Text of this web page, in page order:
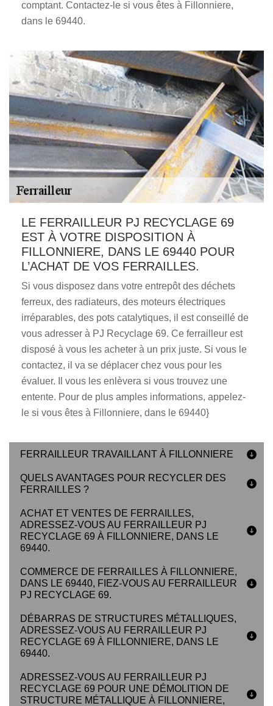
comptant. Contactez-le si vous êtes à Fillonniere,
dans le 69440.
LE FERRAILLEUR PJ RECYCLAGE 69
EST À VOTRE DISPOSITION À
FILLONNIERE, DANS LE 69440 POUR
L’ACHAT DE VOS FERRAILLES.
Si vous disposez dans votre entrepôt des déchets
ferreux, des radiateurs, des moteurs électriques
irréparables, des pots catalytiques, il est conseillé de
vous adresser à PJ Recyclage 69. Ce ferrailleur est
disposé à vous les acheter à un prix juste. Si vous le
contactez, il va se déplacer chez vous pour les
évaluer. Il vous les enlèvera si vous trouvez une
entente. Pour de plus amples informations, appelez-
le si vous êtes à Fillonniere, dans le 69440}
FERRAILLEUR TRAVAILLANT À FILLONNIERE
QUELS AVANTAGES POUR RECYCLER DES
FERRAILLES ?
ACHAT ET VENTES DE FERRAILLES,
ADRESSEZ-VOUS AU FERRAILLEUR PJ
RECYCLAGE 69 À FILLONNIERE, DANS LE
69440.
COMMERCE DE FERRAILLES À FILLONNIERE,
DANS LE 69440, FIEZ-VOUS AU FERRAILLEUR
PJ RECYCLAGE 69.
DÉBARRAS DE STRUCTURES MÉTALLIQUES,
ADRESSEZ-VOUS AU FERRAILLEUR PJ
RECYCLAGE 69 À FILLONNIERE, DANS LE
69440.
ADRESSEZ-VOUS AU FERRAILLEUR PJ
RECYCLAGE 69 POUR UNE DÉMOLITION DE
STRUCTURE MÉTALLIQUE À FILLONNIERE,